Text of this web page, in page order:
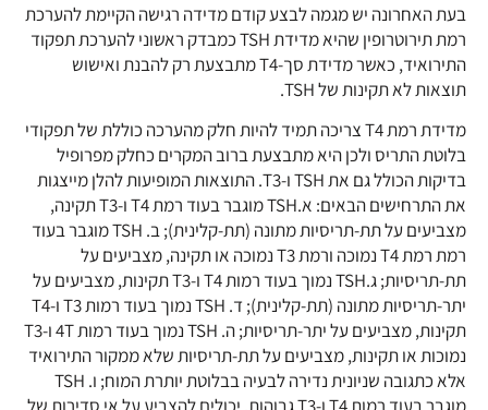
בעת האחרונה יש מגמה לבצע קודם מדידה רגישה הקיימת להערכת
רמת תירוטרופין שהיא מדידת TSH כמבדק ראשוני להערכת תפקוד
התירואיד, כאשר מדידת סך-T4 מתבצעת רק להבנת ואישוש
תוצאות לא תקינות של TSH.
מדידת רמת T4 צריכה תמיד להיות חלק מהערכה כוללת של תפקודי
בלוטת התריס ולכן היא מתבצעת ברוב המקרים כחלק מפרופיל
בדיקות הכולל גם את TSH ו-T3. התוצאות המופיעות להלן מייצגות
את התרחישים הבאים: א.TSH מוגבר בעוד רמת T4 ו-T3 תקינה,
מצביעים על תת-תריסיות מתונה (תת-קלינית); ב. TSH מוגבר בעוד
רמת רמת T4 נמוכה ורמת T3 נמוכה או תקינה, מצביעים על
תת-תריסיות; ג.TSH נמוך בעוד רמות T4 ו-T3 תקינות, מצביעים על
יתר-תריסיות מתונה (תת-קלינית); ד. TSH נמוך בעוד רמות T3 ו-T4
תקינות, מצביעים על יתר-תריסיות; ה. TSH נמוך בעוד רמות 4T ו-T3
נמוכות או תקינות, מצביעים על תת-תריסיות שלא ממקור התירואיד
אלא כתגובה שניונית נדירה לבעיה בבלוטת יותרת המוח; ו. TSH